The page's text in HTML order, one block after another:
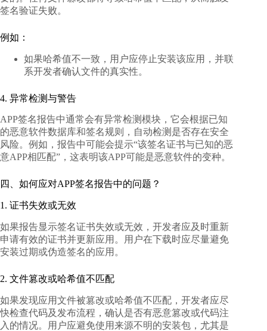
签名验证失败。
例如：
如果哈希值不一致，用户应停止安装该应用，并联
系开发者确认文件的真实性。
4. 异常检测与警告
APP签名报告中通常会有异常检测模块，它会根据已知
的恶意软件数据库和签名规则，自动检测是否存在安全
风险。例如，报告中可能会提示“该签名证书与已知的恶
意APP相匹配”，这表明该APP可能是恶意软件的变种。
四、如何应对APP签名报告中的问题？
1. 证书失效或无效
如果报告显示签名证书失效或无效，开发者应及时重新
申请有效的证书并更新应用。用户在下载时应尽量避免
安装过期或伪造签名的应用。
2. 文件篡改或哈希值不匹配
如果发现应用文件被篡改或哈希值不匹配，开发者应尽
快检查代码及发布流程，确认是否有恶意篡改或代码注
入的情况。用户应避免使用来源不明的安装包，尤其是